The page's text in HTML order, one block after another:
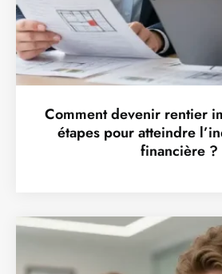
Comment devenir rentier
étapes pour atteindre
financière ?